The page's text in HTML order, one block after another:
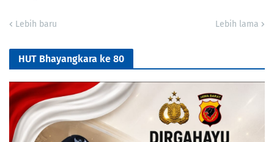
Lebih baru Lebih lama
HUT Bhayangkara ke 80